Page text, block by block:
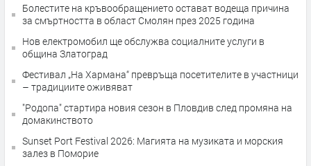
Болестите на кръвообращението остават водеща причина
за смъртността в област Смолян през 2025 година
Нов електромобил ще обслужва социалните услуги в
община Златоград
Фестивал „На Хармана“ превръща посетителите в участници
– традициите оживяват
"Родопа" стартира новия сезон в Пловдив след промяна на
домакинството
Sunset Port Festival 2026: Магията на музиката и морския
залез в Поморие